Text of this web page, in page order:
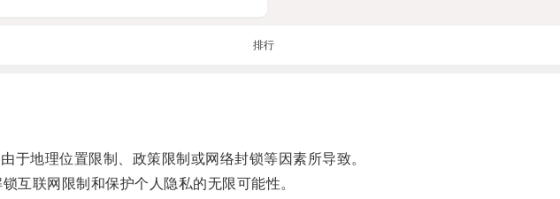
排行
地理位置限制、政策限制或网络封锁等因素所导致。
联网限制和保护个人隐私的无限可能性。